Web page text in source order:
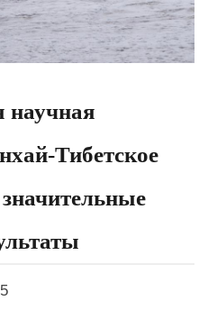
научная
Тибетское